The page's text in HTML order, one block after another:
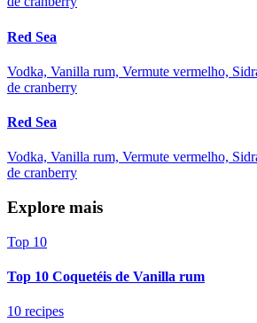
Red Sea
Vodka, Vanilla rum, Vermute vermelho,
de cranberry
Red Sea
Vodka, Vanilla rum, Vermute vermelho,
de cranberry
Explore mais
Top 10
Top 10 Coquetéis de Vanilla rum
10 recipes